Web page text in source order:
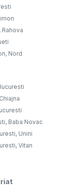
Nord
Baba Novac
Unirii
Vitan